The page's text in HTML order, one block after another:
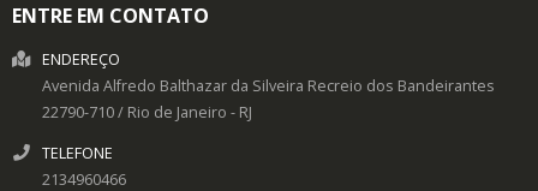
ENTRE EM CONTATO
ENDEREÇO
Avenida Alfredo Balthazar da Silveira Recreio dos Bandeirantes
22790-710/ Rio de Janeiro - RJ
TELEFONE
2134960466